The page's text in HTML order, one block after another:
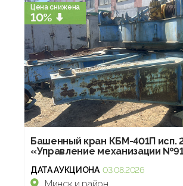
Цена снижена
10%
Башенный кран КБМ-401П исп.
«Управление механизации
ДАТА АУКЦИОНА 03.08.2026